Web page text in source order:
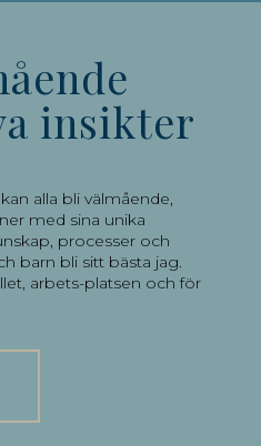
insikter
alla bli välmående,
med sina unika
processer och
barn bli sitt bästa jag.
arbets-platsen och för